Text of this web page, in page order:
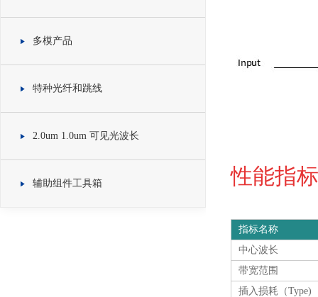
多模产品
特种光纤和跳线
2.0um 1.0um 可见光波长
辅助组件工具箱 性能指
指标名称
中心波长
带宽范围
插入损耗（Type)